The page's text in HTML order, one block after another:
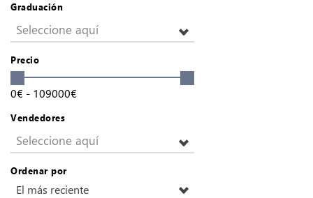
Graduación
Seleccione aquí
Precio
0€ - 109000€
Vendedores
Seleccione aquí
Ordenar por
El más reciente